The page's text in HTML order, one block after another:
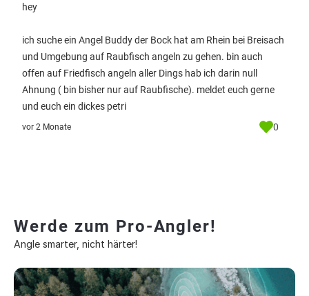
hey
ich suche ein Angel Buddy der Bock hat am Rhein bei Breisach
und Umgebung auf Raubfisch angeln zu gehen. bin auch
offen auf Friedfisch angeln aller Dings hab ich darin null
Ahnung ( bin bisher nur auf Raubfische). meldet euch gerne
und euch ein dickes petri
vor 2 Monate 0
Werde zum Pro-Angler!
Angle smarter, nicht härter!